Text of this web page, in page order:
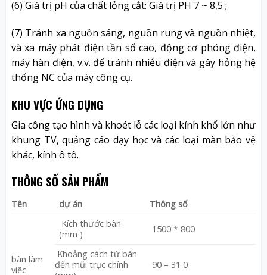
(6) Giá trị pH của chất lỏng cắt: Giá trị PH 7 ~ 8,5 ;
(7) Tránh xa nguồn sáng, nguồn rung và nguồn nhiệt,
và xa máy phát điện tần số cao, động cơ phóng điện,
máy hàn điện, v.v. để tránh nhiễu điện và gây hỏng hệ
thống NC của máy công cụ.
KHU VỰC ỨNG DỤNG
Gia công tạo hình và khoét lỗ các loại kính khổ lớn như
khung TV, quảng cáo dạy học và các loại màn bảo vệ
khác, kính ô tô.
THÔNG SỐ SẢN PHẨM
Tên dự án Thông số
bàn làm
việc
Kích thước bàn
(mm )
1500 * 800
Khoảng cách từ bàn
đến mũi trục chính
90 – 31 0